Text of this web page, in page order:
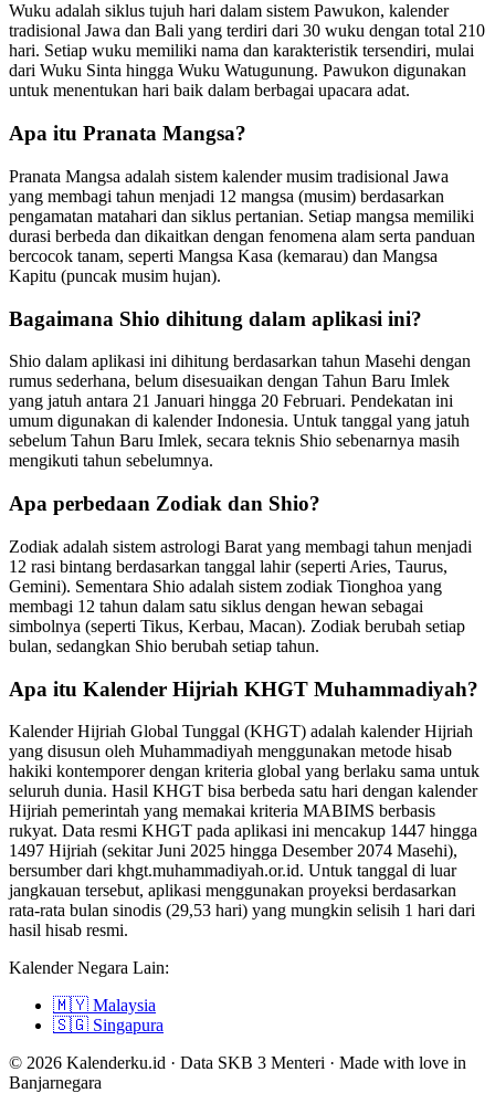
Wuku adalah siklus tujuh hari dalam sistem Pawukon, kalender
tradisional Jawa dan Bali yang terdiri dari 30 wuku dengan total 210
hari. Setiap wuku memiliki nama dan karakteristik tersendiri, mulai
dari Wuku Sinta hingga Wuku Watugunung. Pawukon digunakan
untuk menentukan hari baik dalam berbagai upacara adat.
Apa itu Pranata Mangsa?
Pranata Mangsa adalah sistem kalender musim tradisional Jawa
yang membagi tahun menjadi 12 mangsa (musim) berdasarkan
pengamatan matahari dan siklus pertanian. Setiap mangsa memiliki
durasi berbeda dan dikaitkan dengan fenomena alam serta panduan
bercocok tanam, seperti Mangsa Kasa (kemarau) dan Mangsa
Kapitu (puncak musim hujan).
Bagaimana Shio dihitung dalam aplikasi ini?
Shio dalam aplikasi ini dihitung berdasarkan tahun Masehi dengan
rumus sederhana, belum disesuaikan dengan Tahun Baru Imlek
yang jatuh antara 21 Januari hingga 20 Februari. Pendekatan ini
umum digunakan di kalender Indonesia. Untuk tanggal yang jatuh
sebelum Tahun Baru Imlek, secara teknis Shio sebenarnya masih
mengikuti tahun sebelumnya.
Apa perbedaan Zodiak dan Shio?
Zodiak adalah sistem astrologi Barat yang membagi tahun menjadi
12 rasi bintang berdasarkan tanggal lahir (seperti Aries, Taurus,
Gemini). Sementara Shio adalah sistem zodiak Tionghoa yang
membagi 12 tahun dalam satu siklus dengan hewan sebagai
simbolnya (seperti Tikus, Kerbau, Macan). Zodiak berubah setiap
bulan, sedangkan Shio berubah setiap tahun.
Apa itu Kalender Hijriah KHGT Muhammadiyah?
Kalender Hijriah Global Tunggal (KHGT) adalah kalender Hijriah
yang disusun oleh Muhammadiyah menggunakan metode hisab
hakiki kontemporer dengan kriteria global yang berlaku sama untuk
seluruh dunia. Hasil KHGT bisa berbeda satu hari dengan kalender
Hijriah pemerintah yang memakai kriteria MABIMS berbasis
rukyat. Data resmi KHGT pada aplikasi ini mencakup 1447 hingga
1497 Hijriah (sekitar Juni 2025 hingga Desember 2074 Masehi),
bersumber dari khgt.muhammadiyah.or.id. Untuk tanggal di luar
jangkauan tersebut, aplikasi menggunakan proyeksi berdasarkan
rata-rata bulan sinodis (29,53 hari) yang mungkin selisih 1 hari dari
hasil hisab resmi.
Kalender Negara Lain:
🇲🇾 Malaysia
🇸🇬 Singapura
© 2026 Kalenderku.id · Data SKB 3 Menteri · Made with love in
Banjarnegara